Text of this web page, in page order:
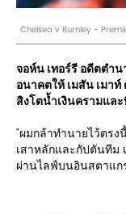
Chelsea v Burnley -
จอห์น เทอร์รี อดีตตำ
อนาคตให้ เมสัน เมา
สิงโตน้ำเงินครามแล
"ผมกล้าทำนายไว้ตรง
เสาหลักและกัปตันทีม
ผ่านไลฟ์บนอินสตาแก